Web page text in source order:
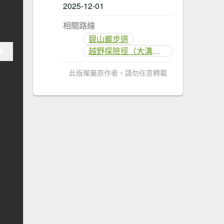
2025-12-01
相關路線
碧山巖步道
越野探險徑（大溝溪治水生態園區－碧山露營場)
此版權屬原作者，請勿任意轉載